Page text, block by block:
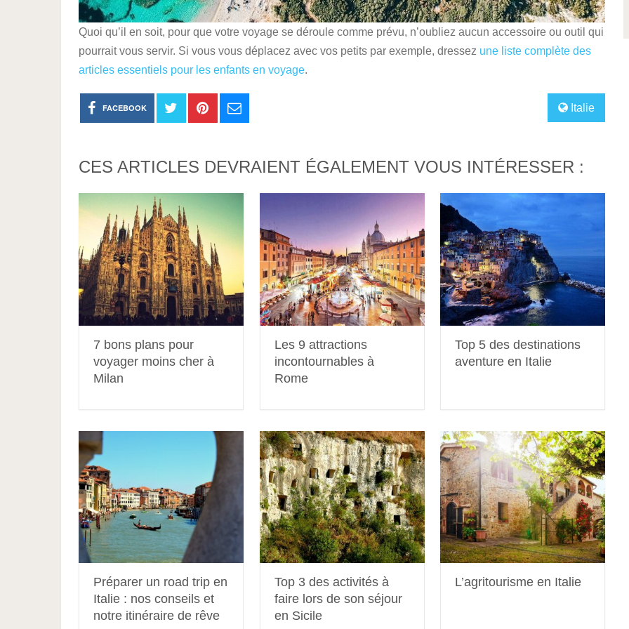
Quoi qu’il en soit, pour que votre voyage se déroule comme prévu, n’oubliez aucun accessoire ou outil qui
pourrait vous servir. Si vous vous déplacez avec vos petits par exemple, dressez une liste complète des
articles essentiels pour les enfants en voyage.
Italie
FACEBOOK
CES ARTICLES DEVRAIENT ÉGALEMENT VOUS INTÉRESSER :
7 bons plans pour
voyager moins cher à
Milan
Les 9 attractions
incontournables à
Rome
Top 5 des destinations
aventure en Italie
Préparer un road trip en
Italie : nos conseils et
notre itinéraire de rêve
Top 3 des activités à
faire lors de son séjour
en Sicile
L’agritourisme en Italie